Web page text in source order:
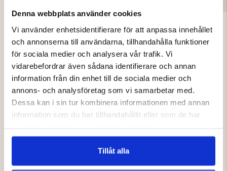
Denna webbplats använder cookies
Vi använder enhetsidentifierare för att anpassa innehållet
och annonserna till användarna, tillhandahålla funktioner
för sociala medier och analysera vår trafik. Vi
vidarebefordrar även sådana identifierare och annan
information från din enhet till de sociala medier och
annons- och analysföretag som vi samarbetar med.
Dessa kan i sin tur kombinera informationen med annan
information som du har tillhandahållit eller som de har
Tillåt alla
Betyg: 4 utav 5 stjärnor
Betyg: 3 utav 5 stjärnor
röster
Betyg: 2 utav 5 stjärnor
Betyg: 1 utav 5 stjärnor
0röster
4.8
Betyg:
4.8
utav
stjärnor
22 recensioner
Liten Stor
3.545454545454545